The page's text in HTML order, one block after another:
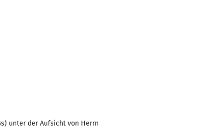
unter der Aufsicht von Herrn